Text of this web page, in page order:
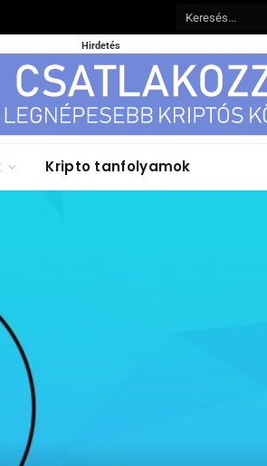
Hirdetés
Kripto tanfolyamok